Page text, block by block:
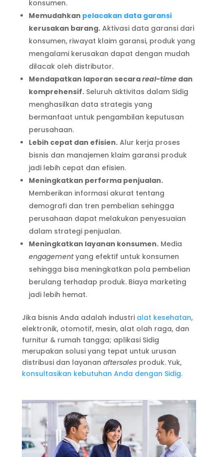
konsumen.
Memudahkan pelacakan data garansi
kerusakan barang.Aktivasi data garansi dari
konsumen, riwayat klaim garansi, produk yang
mengalami kerusakan dapat dengan mudah
dilacak oleh distributor.
Mendapatkan laporan secarareal-timedan
komprehensif.Seluruh aktivitas dalam Sidig
menghasilkan data strategis yang
bermanfaat untuk pengambilan keputusan
perusahaan.
Lebih cepat dan efisien.Alur kerja proses
bisnis dan manajemen klaim garansi produk
jadi lebih cepat dan efisien.
Meningkatkan performa penjualan.
Memberikan informasi akurat tentang
demografi dan tren pembelian sehingga
perusahaan dapat melakukan penyesuaian
dalam strategi penjualan.
Meningkatkan layanan konsumen.Media
engagementyang efektif untuk konsumen
sehingga bisa meningkatkan pola pembelian
berulang terhadap produk. Biaya marketing
jadi lebih hemat.
Jika bisnis Anda adalah industrialat kesehatan,
elektronik, otomotif, mesin, alat olah raga, dan
furnitur & rumah tangga; aplikasi Sidig
merupakan solusi yang tepat untuk urusan
distribusi dan layanan aftersalesproduk. Yuk,
konsultasikan kebutuhan Anda dengan Sidig.